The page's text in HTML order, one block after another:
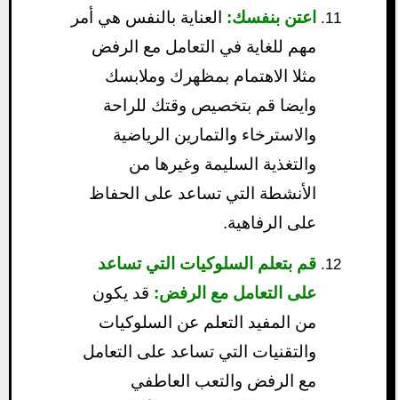
اعتن بنفسك:
العناية بالنفس هي أمر
مهم للغاية في التعامل مع الرفض
مثلا الاهتمام بمظهرك وملابسك
وايضا قم بتخصيص وقتك للراحة
والاسترخاء والتمارين الرياضية
والتغذية السليمة وغيرها من
الأنشطة التي تساعد على الحفاظ
على الرفاهية.
قم بتعلم السلوكيات التي تساعد
على التعامل مع الرفض: قد يكون
من المفيد التعلم عن السلوكيات
والتقنيات التي تساعد على التعامل
مع الرفض والتعب العاطفي